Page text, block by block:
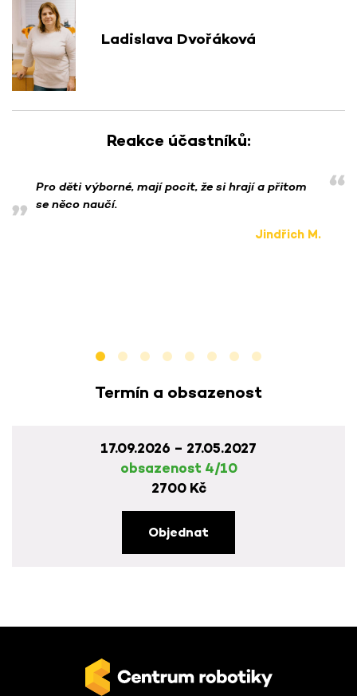
Ladislava Dvořáková
Reakce účastníků:
Pro děti výborné, mají pocit, že si hrají a přitom
se něco naučí.
Jindřich M.
Termín a obsazenost
17.09.2026 – 27.05.2027
obsazenost 4/10
2700 Kč
Objednat